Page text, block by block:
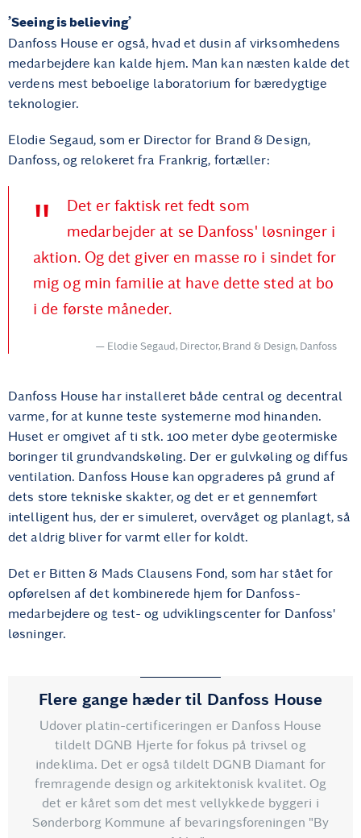
’Seeing is believing’
Danfoss House er også, hvad et dusin af virksomhedens
medarbejdere kan kalde hjem. Man kan næsten kalde det
verdens mest beboelige laboratorium for bæredygtige
teknologier.
Elodie Segaud, som er Director for Brand & Design,
Danfoss, og relokeret fra Frankrig, fortæller:
Det er faktisk ret fedt som
medarbejder at se Danfoss' løsninger i
aktion. Og det giver en masse ro i sindet for
mig og min familie at have dette sted at bo
i de første måneder.
Elodie Segaud, Director, Brand & Design, Danfoss
Danfoss House har installeret både central og decentral
varme, for at kunne teste systemerne mod hinanden.
Huset er omgivet af ti stk. 100 meter dybe geotermiske
boringer til grundvandskøling. Der er gulvkøling og diffus
ventilation. Danfoss House kan opgraderes på grund af
dets store tekniske skakter, og det er et gennemført
intelligent hus, der er simuleret, overvåget og planlagt, så
det aldrig bliver for varmt eller for koldt.
Det er Bitten & Mads Clausens Fond, som har stået for
opførelsen af det kombinerede hjem for Danfoss-
medarbejdere og test- og udviklingscenter for Danfoss'
løsninger.
Flere gange hæder til Danfoss House
Udover platin-certificeringen er Danfoss House
tildelt DGNB Hjerte for fokus på trivsel og
indeklima. Det er også tildelt DGNB Diamant for
fremragende design og arkitektonisk kvalitet. Og
det er kåret som det mest vellykkede byggeri i
Sønderborg Kommune af bevaringsforeningen "By